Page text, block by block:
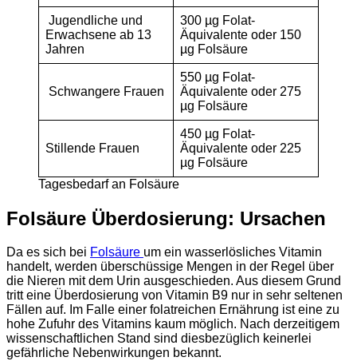
Jugendliche und
Erwachsene ab 13
Jahren
300 µg Folat-
Äquivalente oder 150
µg Folsäure
Schwangere Frauen
550 µg Folat-
Äquivalente oder 275
µg Folsäure
Stillende Frauen
450 µg Folat-
Äquivalente oder 225
µg Folsäure
Tagesbedarf an Folsäure
Folsäure Überdosierung: Ursachen
Da es sich bei Folsäure um ein wasserlösliches Vitamin
handelt, werden überschüssige Mengen in der Regel über
die Nieren mit dem Urin ausgeschieden. Aus diesem Grund
tritt eine Überdosierung von Vitamin B9 nur in sehr seltenen
Fällen auf. Im Falle einer folatreichen Ernährung ist eine zu
hohe Zufuhr des Vitamins kaum möglich. Nach derzeitigem
wissenschaftlichen Stand sind diesbezüglich keinerlei
gefährliche Nebenwirkungen bekannt.